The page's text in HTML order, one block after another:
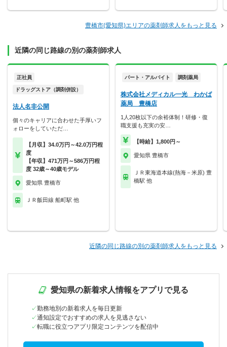
豊橋市(愛知県)エリアの薬剤師求人をもっと見る
近隣の同じ路線の別の薬剤師求人
正社員
ドラッグストア（調剤併設）
法人名非公開
個々のキャリアに合わせた手厚いフ
ォローをしていただ…
【月収】34.0万円～42.0万円程
度
【年収】471万円～586万円程
度 32歳～40歳モデル
愛知県 豊橋市
ＪＲ飯田線 船町駅 他
パート・アルバイト 調剤薬局
株式会社メディカル一光 わかば
薬局 豊橋店
1人20枚以下の余裕体制！研修・復
職支援も充実の安…
【時給】1,800円～
愛知県 豊橋市
ＪＲ東海道本線(熱海－米原) 豊
橋駅 他
近隣の同じ路線の別の薬剤師求人をもっと見る
愛知県の新着求人情報をアプリで見る
勤務地別の新着求人を毎日更新
通知設定でおすすめの求人を見逃さない
転職に役立つアプリ限定コンテンツを配信中